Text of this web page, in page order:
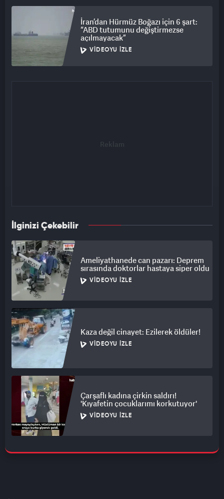
İran’dan Hürmüz Boğazı için 6 şart:
“ABD tutumunu değiştirmezse
açılmayacak”
VIDEOYU İZLE
İlginizi Çekebilir
Ameliyathanede can pazarı: Deprem
sırasında doktorlar hastaya siper oldu
VIDEOYU İZLE
Kaza değil cinayet: Ezilerek öldüler!
VIDEOYU İZLE
Çarşaflı kadına çirkin saldırı!
'Kıyafetin çocuklarımı korkutuyor'
VIDEOYU İZLE